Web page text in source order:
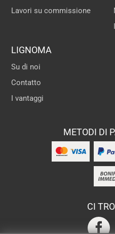
Lavori su commissione
LIGNOMA
Su di noi
Contatto
I vantaggi
METODI DI
CI